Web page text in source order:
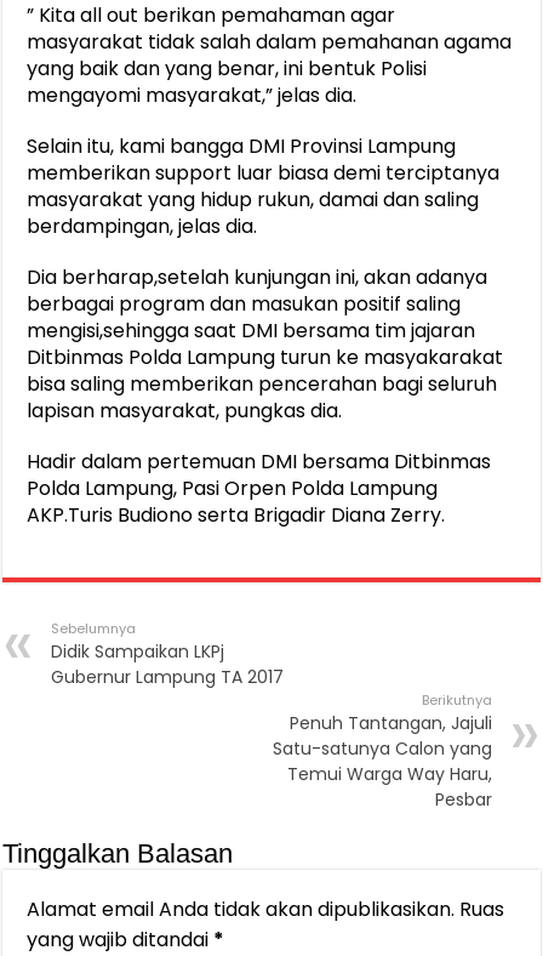
” Kita all out berikan pemahaman agar
masyarakat tidak salah dalam pemahanan agama
yang baik dan yang benar, ini bentuk Polisi
mengayomi masyarakat,” jelas dia.
Selain itu, kami bangga DMI Provinsi Lampung
memberikan support luar biasa demi terciptanya
masyarakat yang hidup rukun, damai dan saling
berdampingan, jelas dia.
Dia berharap,setelah kunjungan ini, akan adanya
berbagai program dan masukan positif saling
mengisi,sehingga saat DMI bersama tim jajaran
Ditbinmas Polda Lampung turun ke masyakarakat
bisa saling memberikan pencerahan bagi seluruh
lapisan masyarakat, pungkas dia.
Hadir dalam pertemuan DMI bersama Ditbinmas
Polda Lampung, Pasi Orpen Polda Lampung
AKP.Turis Budiono serta Brigadir Diana Zerry.
Sebelumnya
Didik Sampaikan LKPj
Gubernur Lampung TA 2017
Berikutnya
Penuh Tantangan, Jajuli
Satu-satunya Calon yang
Temui Warga Way Haru,
Pesbar
Tinggalkan Balasan
Alamat email Anda tidak akan dipublikasikan. Ruas
yang wajib ditandai *